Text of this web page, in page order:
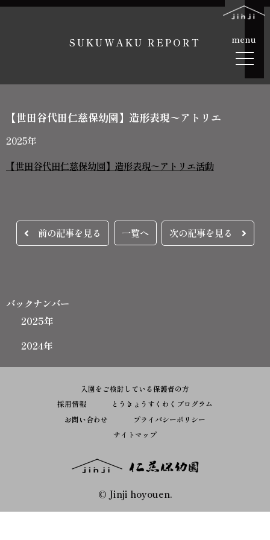
menu
SUKUWAKU REPORT
【世田谷代田仁慈保幼園】造形表現〜アトリエ
2025年
【世田谷代田仁慈保幼園】造形表現〜アトリエ活動
前の記事を見る 一覧へ 次の記事を見る
バックナンバー
2025年
2024年
入園をご検討している保護者の方
採用情報
とうきょうすくわくプログラム
お問い合わせ
プライバシーポリシー
サイトマップ
© Jinji hoyouen.